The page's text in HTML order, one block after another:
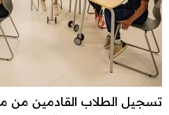
تسجيل الطلاب القادمين